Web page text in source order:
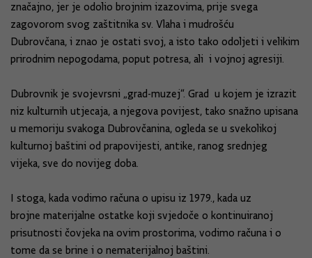
značajno, jer je odolio brojnim izazovima, prije svega
zagovorom svog zaštitnika sv. Vlaha i mudrošću
Dubrovčana, i znao je ostati svoj, a isto tako odoljeti i velikim
prirodnim nepogodama, poput potresa, ali i vojnoj agresiji.
Dubrovnik je svojevrsni „grad-muzej“. Grad u kojem je izrazit
niz kulturnih utjecaja, a njegova povijest, tako snažno upisana
u memoriju svakoga Dubrovčanina, ogleda se u svekolikoj
kulturnoj baštini od prapovijesti, antike, ranog srednjeg
vijeka, sve do novijeg doba.
I stoga, kada vodimo računa o upisu iz 1979., kada uz
brojne materijalne ostatke koji svjedoče o kontinuiranoj
prisutnosti čovjeka na ovim prostorima, vodimo računa i o
tome da se brine i o nematerijalnoj baštini.